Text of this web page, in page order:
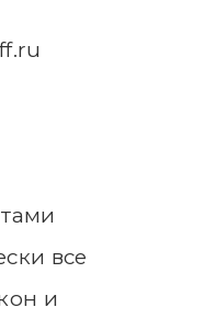
все
и